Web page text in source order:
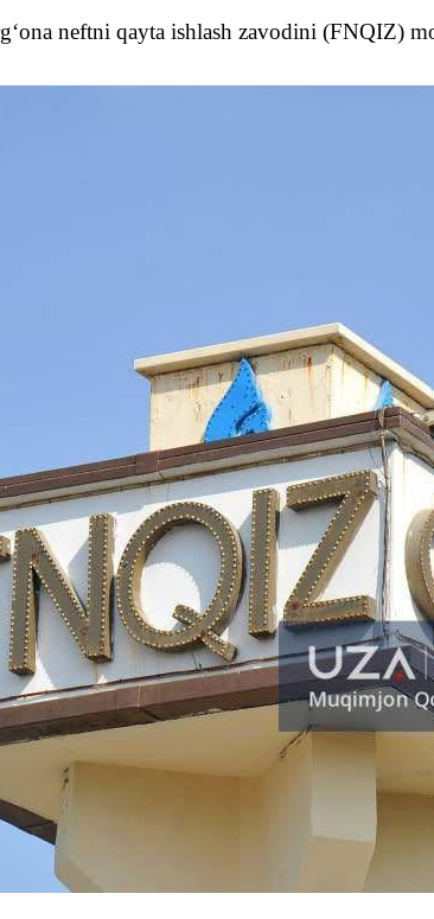
neftni qayta ishlash zavodini (FNQIZ)